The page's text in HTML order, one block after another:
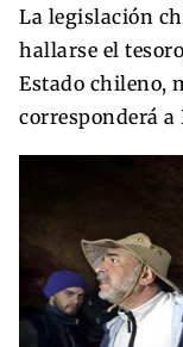
La legislación
hallarse el
Estado chileno,
corresponderá a